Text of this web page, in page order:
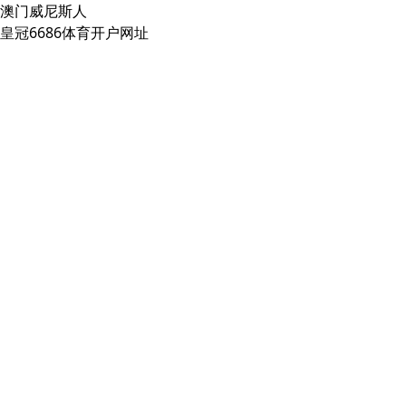
澳门威尼斯人
皇冠6686体育开户网址